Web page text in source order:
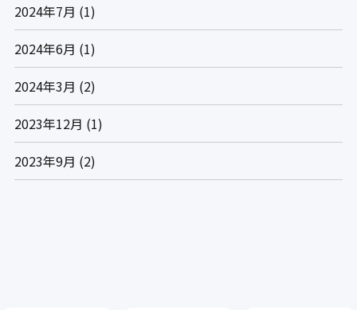
2024年7月 (1)
2024年6月 (1)
2024年3月 (2)
2023年12月 (1)
2023年9月 (2)